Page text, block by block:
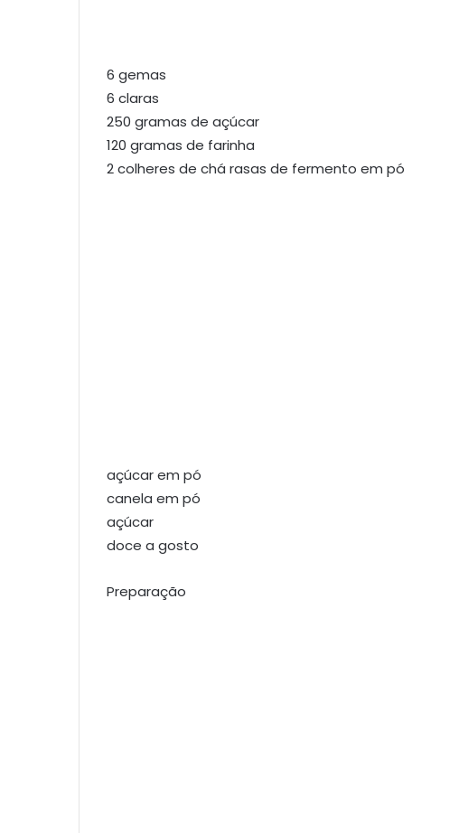
6 gemas
6 claras
250 gramas de açúcar
120 gramas de farinha
2 colheres de chá rasas de fermento em pó
açúcar em pó
canela em pó
açúcar
doce a gosto
Preparação